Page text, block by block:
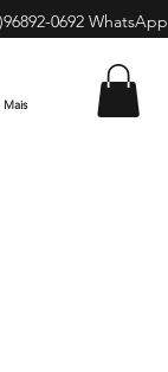
0692 WhatsApp
Mais